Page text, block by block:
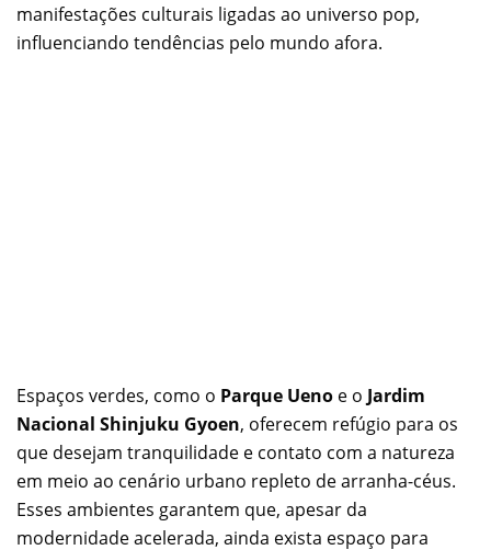
manifestações culturais ligadas ao universo pop,
influenciando tendências pelo mundo afora.
Espaços verdes, como o Parque Ueno e o Jardim
Nacional Shinjuku Gyoen, oferecem refúgio para os
que desejam tranquilidade e contato com a natureza
em meio ao cenário urbano repleto de arranha-céus.
Esses ambientes garantem que, apesar da
modernidade acelerada, ainda exista espaço para